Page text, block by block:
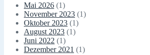
Mai 2026 (1)
November 2023 (1)
Oktober 2023 (1)
August 2023 (1)
Juni 2022 (1)
Dezember 2021 (1)